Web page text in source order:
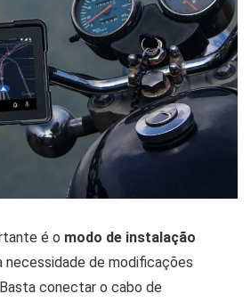
é o modo de instalação
necessidade de modificações
conectar o cabo de